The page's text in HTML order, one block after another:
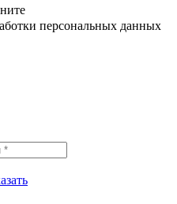
персональных данных